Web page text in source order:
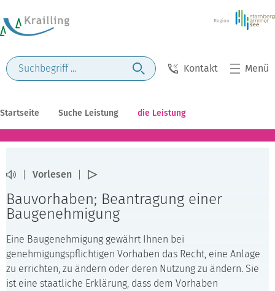
Kontakt Menü
Startseite Suche Leistung die Leistung
Vorlesen
Bauvorhaben; Beantragung einer
Baugenehmigung
Eine Baugenehmigung gewährt Ihnen bei
genehmigungspflichtigen Vorhaben das Recht, eine Anlage
zu errichten, zu ändern oder deren Nutzung zu ändern. Sie
ist eine staatliche Erklärung, dass dem Vorhaben